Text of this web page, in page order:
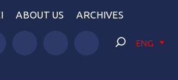
ABOUT US ARCHIVES
ENG